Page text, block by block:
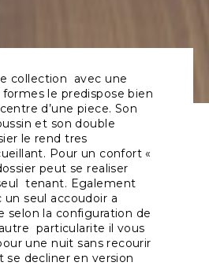
collection avec une
le predispose bien
d’une piece. Son
et son double
le rend tres
Pour un confort «
peut se realiser
tenant. Egalement
seul accoudoir a
selon la configuration de
particularite il vous
une nuit sans recourir
se decliner en version